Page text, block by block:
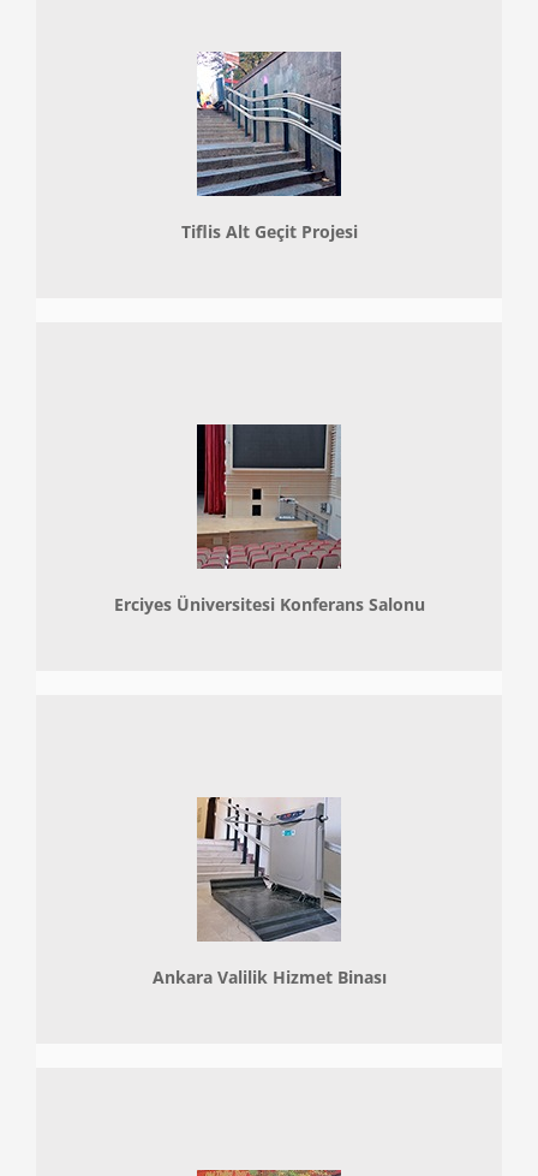
Tiflis Alt Geçit Projesi
Erciyes Üniversitesi Konferans Salonu
Ankara Valilik Hizmet Binası